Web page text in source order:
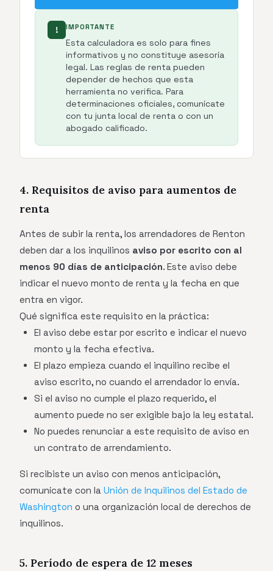
! IMPORTANTE
Esta calculadora es solo para fines
informativos y no constituye asesoría
legal. Las reglas de renta pueden
depender de hechos que esta
herramienta no verifica. Para
determinaciones oficiales, comunícate
con tu junta local de renta o con un
abogado calificado.
4. Requisitos de aviso para aumentos de
renta
Antes de subir la renta, los arrendadores de Renton
deben dar a los inquilinos aviso por escrito con al
menos 90 días de anticipación. Este aviso debe
indicar el nuevo monto de renta y la fecha en que
entra en vigor.
Qué significa este requisito en la práctica:
El aviso debe estar por escrito e indicar el nuevo
monto y la fecha efectiva.
El plazo empieza cuando el inquilino recibe el
aviso escrito, no cuando el arrendador lo envía.
Si el aviso no cumple el plazo requerido, el
aumento puede no ser exigible bajo la ley estatal.
No puedes renunciar a este requisito de aviso en
un contrato de arrendamiento.
Si recibiste un aviso con menos anticipación,
comunícate con la Unión de Inquilinos del Estado de
Washington o una organización local de derechos de
inquilinos.
5. Período de espera de 12 meses